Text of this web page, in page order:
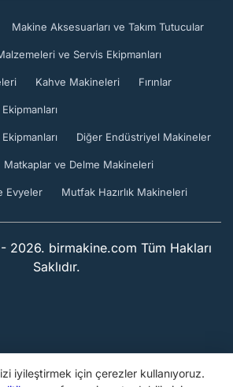
Makine Aksesuarları ve Takım Tutucular
ve Servis Ekipmanları
Kahve Makineleri Fırınlar
Diğer Endüstriyel Makineler
Matkaplar ve Delme Makineleri
Evyeler Mutfak Hazırlık Makineleri
2026. birmakine.com Tüm Hakları
Saklıdır.
iyileştirmek için çerezler kullanıyoruz.